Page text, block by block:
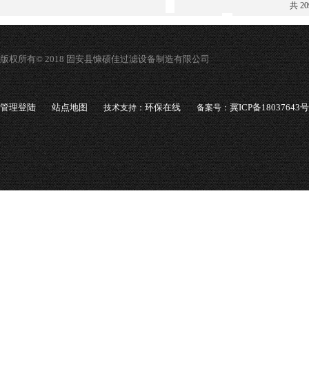
共
版权所有© 2018 固安县慷硕佳过滤设备制造有限公司
管理登陆 站点地图 技术支持：环保在线 备案号：冀ICP备18037643